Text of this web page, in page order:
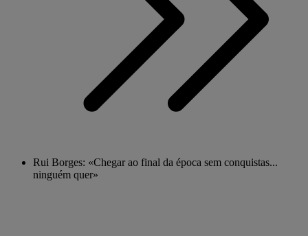
Rui Borges: «Chegar ao final da época sem conquistas...
ninguém quer»